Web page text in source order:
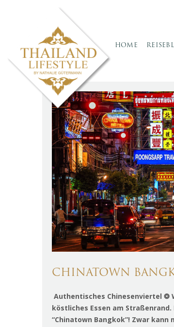
HOME
CHINATOWN
Authentisches Chinesenviertel ❂
köstliches Essen am
“Chinatown Bangkok”! Zwar